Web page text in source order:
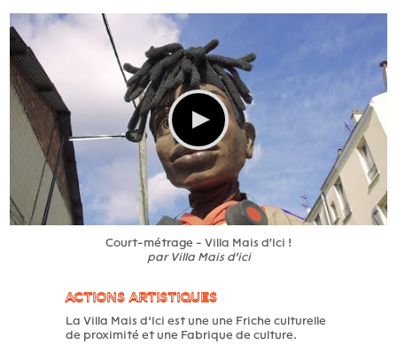
Court-métrage - Villa Mais d'Ici !
par Villa Mais d'ici
ACTIONS ARTISTIQUES
La Villa Mais d’Ici est une une Friche culturelle
de proximité et une Fabrique de culture.